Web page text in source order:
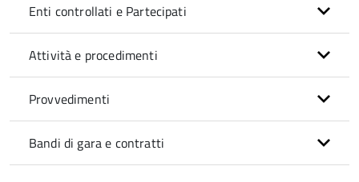
Enti controllati e Partecipati
Attività e procedimenti
Provvedimenti
Bandi di gara e contratti